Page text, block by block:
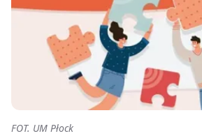
FOT. UM Płock